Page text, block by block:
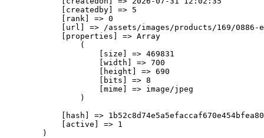
            [createdby] => 5
            [rank] => 0
[url] => /assets/images/products/169/0886-
            [properties] => Array
                (
                    [size] => 469831
                    [width] => 700
                    [height] => 690
                    [bits] => 8
                    [mime] => image/jpeg
                )
[hash] =>
            [active] => 1
        )